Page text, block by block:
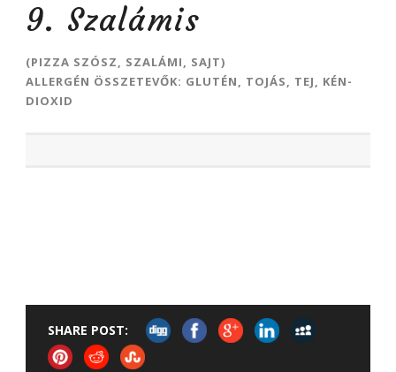
9. Szalámis
(PIZZA SZÓSZ, SZALÁMI, SAJT)
ALLERGÉN ÖSSZETEVŐK: GLUTÉN, TOJÁS, TEJ, KÉN-
DIOXID
SHARE POST: